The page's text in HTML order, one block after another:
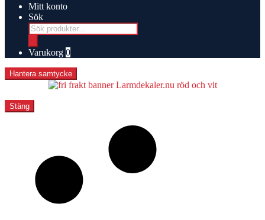
Mitt konto
Sök
Products
search
Varukorg 0
Hantera samtycke
Stäng